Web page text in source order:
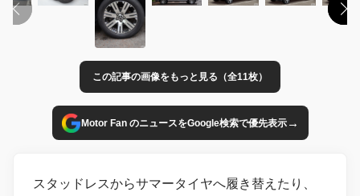
この記事の画像をもっと見る（全11枚）
Motor Fan のニュースをGoogle検索で優先表示→
スタッドレスからサマータイヤへ履き替えたり、